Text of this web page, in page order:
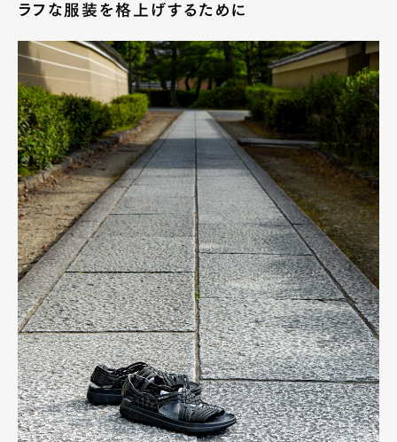
ラフな服装を格上げするために